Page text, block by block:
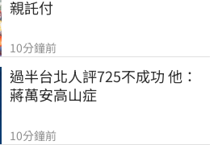
親託付
10分鐘前
過半台北人評725不成功 他：
蔣萬安高山症
10分鐘前